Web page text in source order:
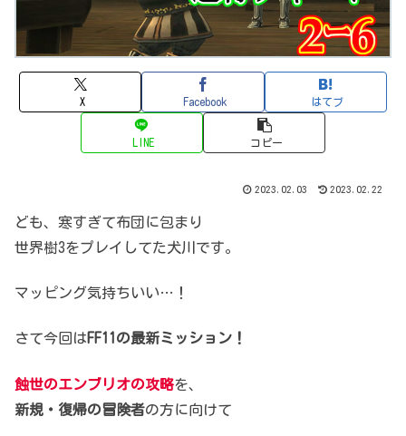
X Facebook はてブ
LINE コピー
2023.02.03 2023.02.22
ども、寒すぎて布団に包まり
世界樹3をプレイしてた犬川です。
マッピング気持ちいい…！
さて今回はFF11の最新ミッション！
蝕世のエンブリオの攻略を、
新規・復帰の冒険者の方に向けて